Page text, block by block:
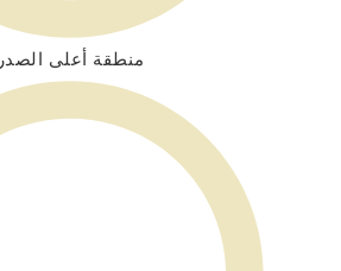
منطقة أعلى الصدر